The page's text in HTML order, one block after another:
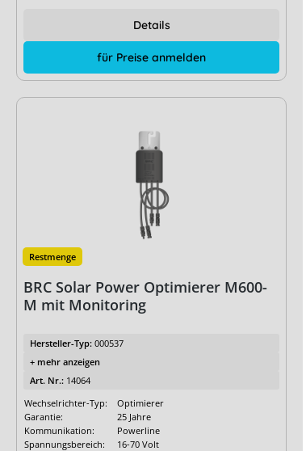
für Preise anmelden
Details
Restmenge
BRC Solar Power Optimierer M600-
M mit Monitoring
Hersteller-Typ: 000537
+ mehr anzeigen
Art. Nr.: 14064
Wechselrichter-Typ:
Optimierer
Garantie:
25 Jahre
Kommunikation:
Powerline
Spannungsbereich:
16-70 Volt